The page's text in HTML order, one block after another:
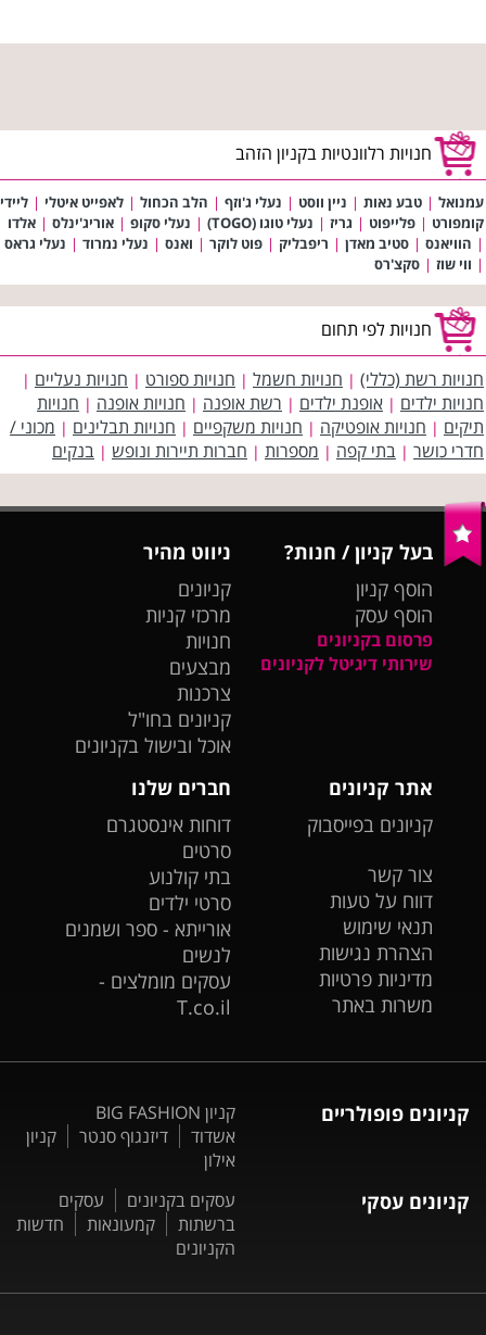
חנויות רלוונטיות בקניון הזהב
עמנואל | טבע נאות | ניין ווסט | נעלי ג'וזף | הלב הכחול | לאפייט איטלי | ליידי
קומפורט | פלייפוט | גריז | נעלי טוגו (TOGO) | נעלי סקופ | אוריג'ינלס | אלדו
| הוויאנס | סטיב מאדן | ריפבליק | פוט לוקר | ואנס | נעלי נמרוד | נעלי גראס
| ווי שוז | סקצ'רס
חנויות לפי תחום
חנויות רשת (כללי) | חנויות חשמל | חנויות ספורט | חנויות נעליים |
חנויות ילדים | אופנת ילדים | רשת אופנה | חנויות אופנה | חנויות
תיקים | חנויות אופטיקה | חנויות משקפיים | חנויות תבלינים | מכוני /
חדרי כושר | בתי קפה | מספרות | חברות תיירות ונופש | בנקים
בעל קניון / חנות?
הוסף קניון
הוסף עסק
פרסום בקניונים
שירותי דיגיטל לקניונים
ניווט מהיר
קניונים
מרכזי קניות
חנויות
מבצעים
צרכנות
קניונים בחו"ל
אוכל ובישול בקניונים
אתר קניונים
קניונים בפייסבוק
צור קשר
דווח על טעות
תנאי שימוש
הצהרת נגישות
מדיניות פרטיות
משרות באתר
חברים שלנו
דוחות אינסטגרם
סרטים
בתי קולנוע
סרטי ילדים
אורייתא - ספר ושמנים
לנשים
עסקים מומלצים -
T.co.il
קניונים פופולריים
קניון BIG FASHION
אשדוד
דיזנגוף סנטר
קניון
אילון
קניונים עסקי עסקים בקניונים
עסקים
ברשתות
קמעונאות
חדשות
הקניונים